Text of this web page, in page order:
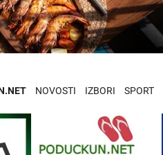
NOVOSTI IZBORI SPORT